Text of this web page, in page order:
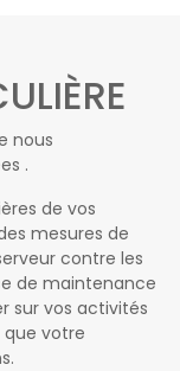
nous
.
de vos
mesures de
contre les
de maintenance
sur vos activités
votre